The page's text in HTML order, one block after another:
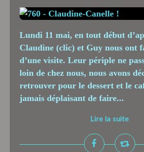
Lundi 11 mai, en tout début
Claudine (clic) et Guy nous ont
d’une visite. Leur périple ne
loin de chez nous, nous avons
retrouver pour le dessert et le
jamais déplaisant de faire...
Lire la suite